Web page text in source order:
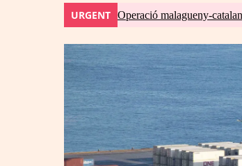
URGENT Operació malagueny-